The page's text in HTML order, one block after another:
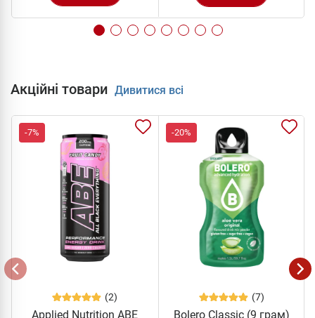
Акційні товари Дивитися всі
-7%
(2)
Applied Nutrition ABE
-20%
(7)
Bolero Classic (9 грам)